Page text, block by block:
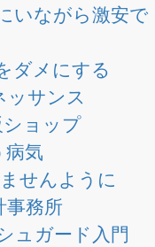
いながら激安で
ダメにする
ッサンス
ショップ
気
せんように
事務所
ュガード入門